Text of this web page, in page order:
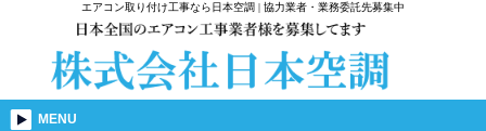
エアコン取り付け工事なら日本空調 | 協力業者・業務委託先募集中
MENU